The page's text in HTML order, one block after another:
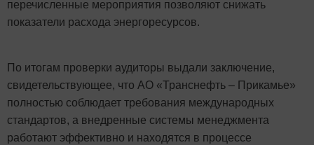
перечисленные мероприятия позволяют снижать
показатели расхода энергоресурсов.
По итогам проверки аудиторы выдали заключение,
свидетельствующее, что АО «Транснефть – Прикамье»
полностью соблюдает требования международных
стандартов, а внедренные системы менеджмента
работают эффективно и находятся в процессе